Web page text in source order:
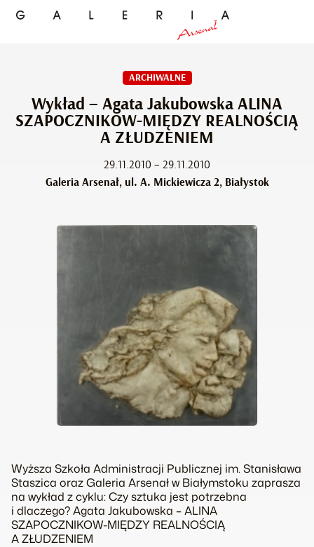
ARCHIWALNE
Wykład – Agata Jakubowska ALINA
SZAPOCZNIKOW-MIĘDZY REALNOŚCIĄ
A ZŁUDZENIEM
29.11.2010 – 29.11.2010
Galeria Arsenał, ul. A. Mickiewicza 2, Białystok
Wyższa Szkoła Administracji Publicznej im. Stanisława
Staszica oraz Galeria Arsenał w Białymstoku zaprasza
na wykład z cyklu: Czy sztuka jest potrzebna
i dlaczego? Agata Jakubowska – ALINA
SZAPOCZNIKOW-MIĘDZY REALNOŚCIĄ
A ZŁUDZENIEM